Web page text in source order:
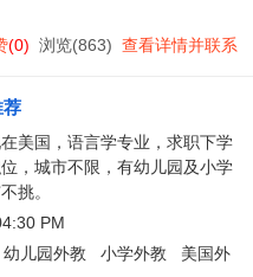
(0) 浏览(863) 查看详情并联系
荐
美国，语言学专业，求职下学
，城市不限，有幼儿园及小学
挑。
PM
幼儿园外教 小学外教
美国外